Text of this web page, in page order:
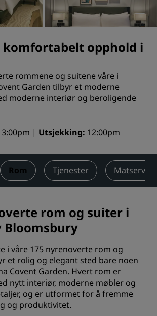
komfortabelt opphold i
rommene og suitene våre i
Garden tilbyr et moderne
moderne interiør og beroligende
3:00pm Utsjekking 12:00pm
Rom Tjenester
rom og suiter i
Bloomsbury
i våre 175 nyrenoverte rom og
et rolig og elegant sted bare noen
Covent Garden. Hvert rom er
nytt interiør, moderne møbler og
og er utformet for å fremme
og produktivitet.